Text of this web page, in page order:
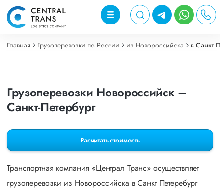
Главная Грузоперевозки по России из Новороссийска в Санкт
Грузоперевозки Новороссийск –
Санкт-Петербург
Расчитать стоимость
Транспортная компания «Централ Транс» осуществляет
грузоперевозки из Новороссийска в Санкт Петеребург